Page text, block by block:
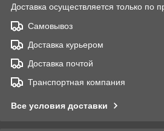
Доставка осуществляется только по
Самовывоз
Доставка курьером
Доставка почтой
Транспортная компания
Все условия доставки